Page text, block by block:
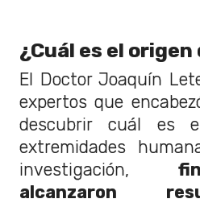
¿Cuál es el origen
El Doctor Joaquín
expertos que
descubrir cuál es
extremidades
investigación,
alcanzaron